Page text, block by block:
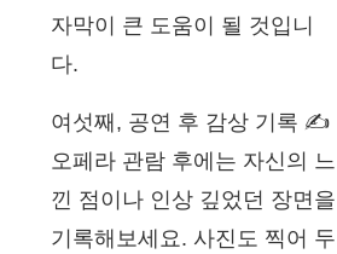
자막이 큰 도움이 될 것입니
다.
여섯째, 공연 후 감상 기록 ✍️
오페라 관람 후에는 자신의 느
낀 점이나 인상 깊었던 장면을
기록해보세요. 사진도 찍어 두